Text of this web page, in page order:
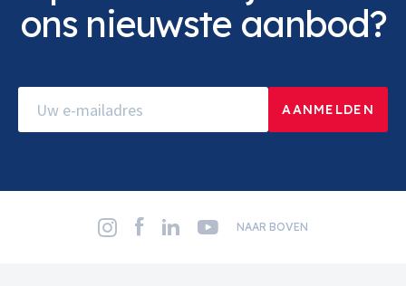
ons nieuwste aanbod?
NAAR BOVEN